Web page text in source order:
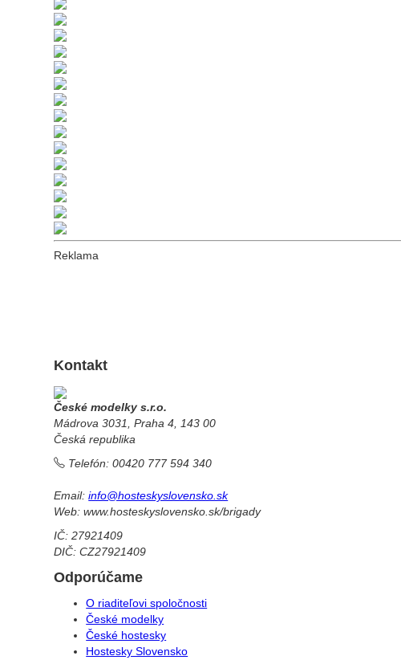
Reklama
Kontakt
České modelky s.r.o.
Mádrova 3031, Praha 4, 143 00
Česká republika
Telefón: 00420 777 594 340
Email:info@hosteskyslovensko.sk
Web: www.hosteskyslovensko.sk/brigady
IČ: 27921409
DIČ: CZ27921409
Odporúčame
O riaditeľovi spoločnosti
České modelky
České hostesky
Hostesky Slovensko